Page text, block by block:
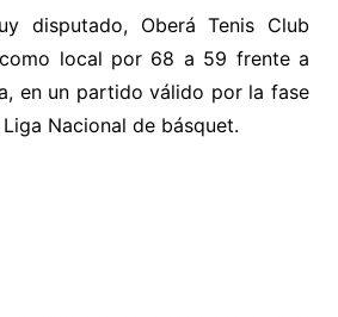
disputado, Oberá Tenis Club
local por 68 a 59 frente a
en un partido válido por la fase
Nacional de básquet.